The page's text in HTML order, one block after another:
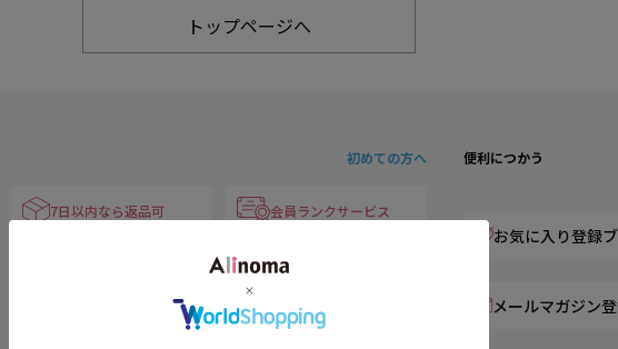
トップページへ
初めての方へ
7日以内なら返品可
水着など一部商品は返品ができ
会員ランクサービス
会員ランクサービスで、ランク
意しております。
便利につかう
お気に入り登録
メールマガジン